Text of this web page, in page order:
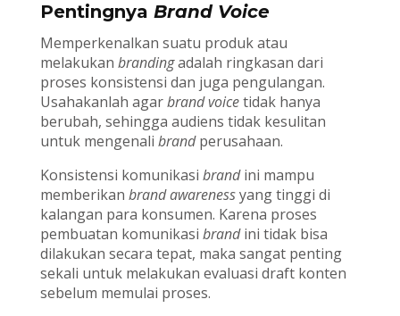
Pentingnya Brand Voice
Memperkenalkan suatu produk atau
melakukan brandingadalah ringkasan dari
proses konsistensi dan juga pengulangan.
Usahakanlah agarbrand voicetidak hanya
berubah, sehingga audiens tidak kesulitan
untuk mengenali brandperusahaan.
Konsistensi komunikasi brandini mampu
memberikan brand awarenessyang tinggi di
kalangan para konsumen. Karena proses
pembuatan komunikasi brandini tidak bisa
dilakukan secara tepat, maka sangat penting
sekali untuk melakukan evaluasi draft konten
sebelum memulai proses.